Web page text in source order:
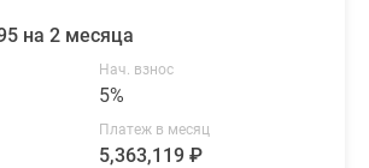
на 2 месяца
Нач. взнос
5%
Платеж в месяц
5,363,119 ₽